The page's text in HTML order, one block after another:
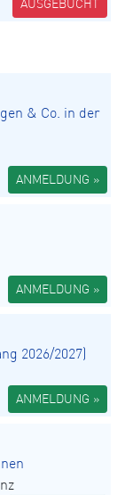
AUSGEBUCHT
& Co. in der
ANMELDUNG »
ANMELDUNG »
2026/2027)
ANMELDUNG »